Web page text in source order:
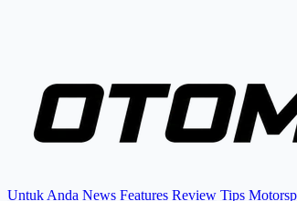
Untuk Anda News Features Review Tips